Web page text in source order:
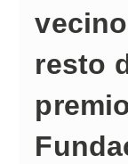
resto